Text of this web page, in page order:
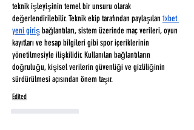
teknik işleyişinin temel bir unsuru olarak
değerlendirilebilir. Teknik ekip tarafından paylaşılan 1xbet
yeni giriş bağlantıları, sistem üzerinde maç verileri, oyun
kayıtları ve hesap bilgileri gibi spor içeriklerinin
yönetilmesiyle ilişkilidir. Kullanılan bağlantıların
doğruluğu, kişisel verilerin güvenliği ve gizliliğinin
sürdürülmesi açısından önem taşır.
Edited